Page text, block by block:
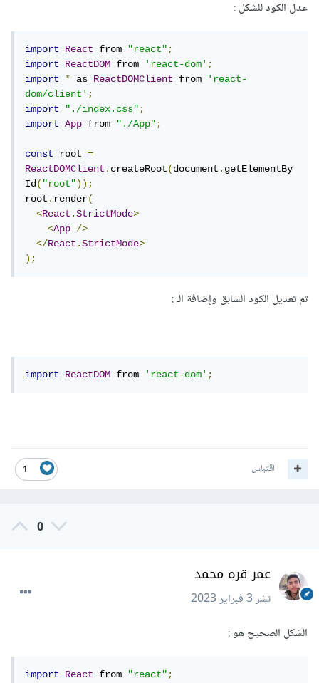
️ For client createRoot or hydrateRoot
dom/client';
// 👇️ For renderToPipeableStream or
renderToReadableStream
import * as ReactDOMServer from 'react-
dom/server';
عدل الكود للشكل
import React from "react";
import
ReactDOM from 'react-dom';
import
* as ReactDOMClient from 'react-
dom/client';
import
"./index.css";
import
App from "./App";
const root =
ReactDOMClient.createRoot(document.getElementBy
Id("root"));
root.render(
<React.StrictMode>
<App
/>
</React.StrictMode>
);
تم تعديل الكود السابق وإضافة الـ:
import ReactDOM from 'react-dom';
1 اقتباس
0
عمر قره محمد
نشر3 فبراير 2023
الشكل الصحيح هو
import React from "react";